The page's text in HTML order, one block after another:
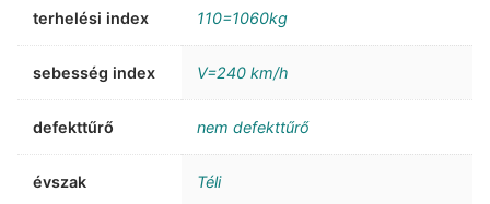
terhelési index 110=1060kg
sebesség index V=240 km/h
defekttűrő nem defekttűrő
évszak Téli